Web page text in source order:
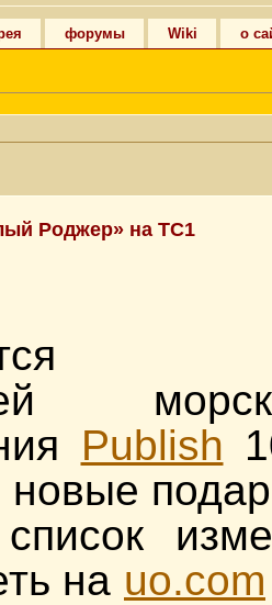
форумы Wiki о
Роджер» на TC1
Publish
новые
на uo.com